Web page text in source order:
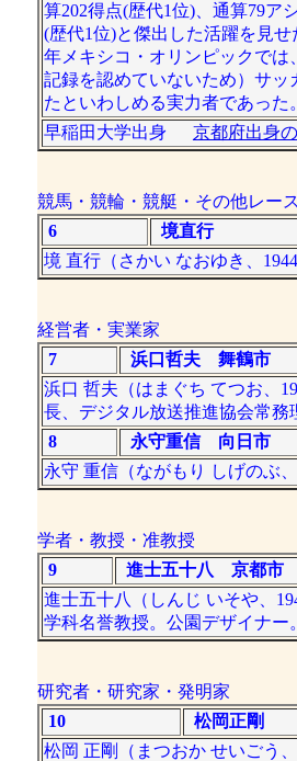
算202得点(歴代1位)、通算79ア
(歴代1位)と傑出した活躍を見
年メキシコ・オリンピックでは
記録を認めていないため）サ
たといわしめる実力者であった。
早稲田大学出身 京都府出身
競馬・競輪・競艇・その他レース
6
境直行
境 直行（さかい なおゆき、
経営者・実業家
7
浜口哲夫 舞鶴市
浜口 哲夫（はまぐち てつお、
長、デジタル放送推進協会常務
8
永守重信 向日市
永守 重信（ながもり しげのぶ
学者・教授・准教授
9
進士五十八 京都市
進士五十八（しんじ いそや、
学科名誉教授。公園デザイナ
研究者・研究家・発明家
10
松岡正剛
松岡 正剛（まつおか せいごう